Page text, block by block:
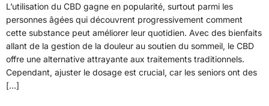
L’utilisation du CBD gagne en popularité, surtout parmi les
personnes âgées qui découvrent progressivement comment
cette substance peut améliorer leur quotidien. Avec des bienfaits
allant de la gestion de la douleur au soutien du sommeil, le CBD
offre une alternative attrayante aux traitements traditionnels.
Cependant, ajuster le dosage est crucial, car les seniors ont des
[…]